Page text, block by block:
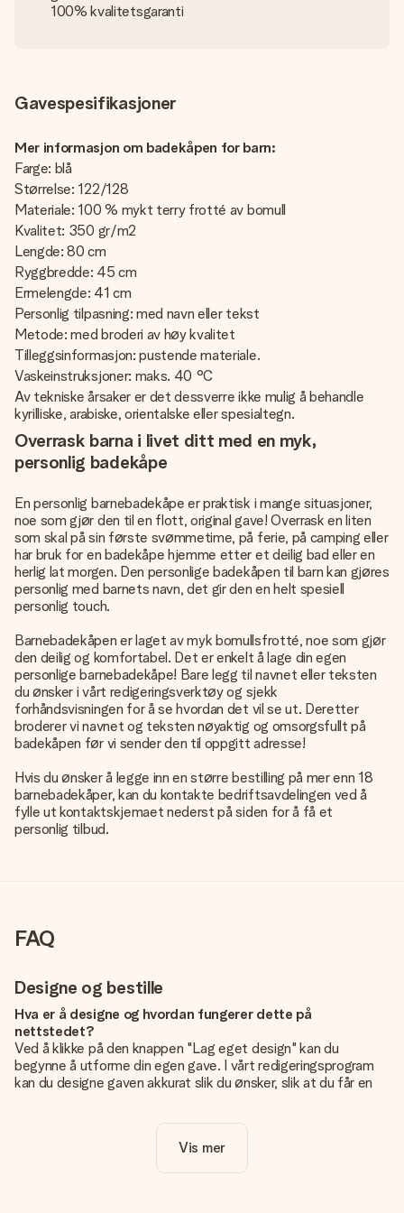
100% kvalitetsgaranti
Gavespesifikasjoner
Mer informasjon om badekåpen for barn:
Farge: blå
Størrelse: 122/128
Materiale: 100 % mykt terry frotté av bomull
Kvalitet: 350 gr/m2
Lengde: 80 cm
Ryggbredde: 45 cm
Ermelengde: 41 cm
Personlig tilpasning: med navn eller tekst
Metode: med broderi av høy kvalitet
Tilleggsinformasjon: pustende materiale.
Vaskeinstruksjoner: maks. 40 °C
Av tekniske årsaker er det dessverre ikke mulig å behandle
kyrilliske, arabiske, orientalske eller spesialtegn.
Overrask barna i livet ditt med en myk,
personlig badekåpe
En personlig barnebadekåpe er praktisk i mange situasjoner,
noe som gjør den til en flott, original gave! Overrask en liten
som skal på sin første svømmetime, på ferie, på camping eller
har bruk for en badekåpe hjemme etter et deilig bad eller en
herlig lat morgen. Den personlige badekåpen til barn kan gjøres
personlig med barnets navn, det gir den en helt spesiell
personlig touch.
Barnebadekåpen er laget av myk bomullsfrotté, noe som gjør
den deilig og komfortabel. Det er enkelt å lage din egen
personlige barnebadekåpe! Bare legg til navnet eller teksten
du ønsker i vårt redigeringsverktøy og sjekk
forhåndsvisningen for å se hvordan det vil se ut. Deretter
broderer vi navnet og teksten nøyaktig og omsorgsfullt på
badekåpen før vi sender den til oppgitt adresse!
Hvis du ønsker å legge inn en større bestilling på mer enn 18
barnebadekåper, kan du kontakte bedriftsavdelingen ved å
fylle ut kontaktskjemaet nederst på siden for å få et
personlig tilbud.
FAQ
Designe og bestille
Hva er å designe og hvordan fungerer dette på
nettstedet?
Ved å klikke på den knappen "Lag eget design" kan du
begynne å utforme din egen gave. I vårt redigeringsprogram
kan du designe gaven akkurat slik du ønsker, slik at du får en
å gjøre gaven din helt unik.
Er eget design inkludert i prisen?
Vis mer